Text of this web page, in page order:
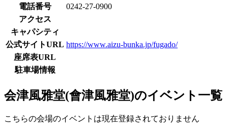
電話番号
0242-27-0900
アクセス
キャパシティ
公式サイトURL https://www.aizu-bunka.jp/fugado/
座席表URL
駐車場情報
会津風雅堂(會津風雅堂)のイベント一覧
こちらの会場のイベントは現在登録されておりません